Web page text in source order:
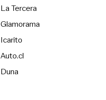
La TerceraOpens in new
Glamorama
Icarito
Auto.cl
DunaOpens in new window